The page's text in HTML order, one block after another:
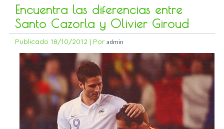
Encuentra las diferencias entre
Santo Cazorla y Olivier Giroud
Publicado 18/10/2012 | Por admin